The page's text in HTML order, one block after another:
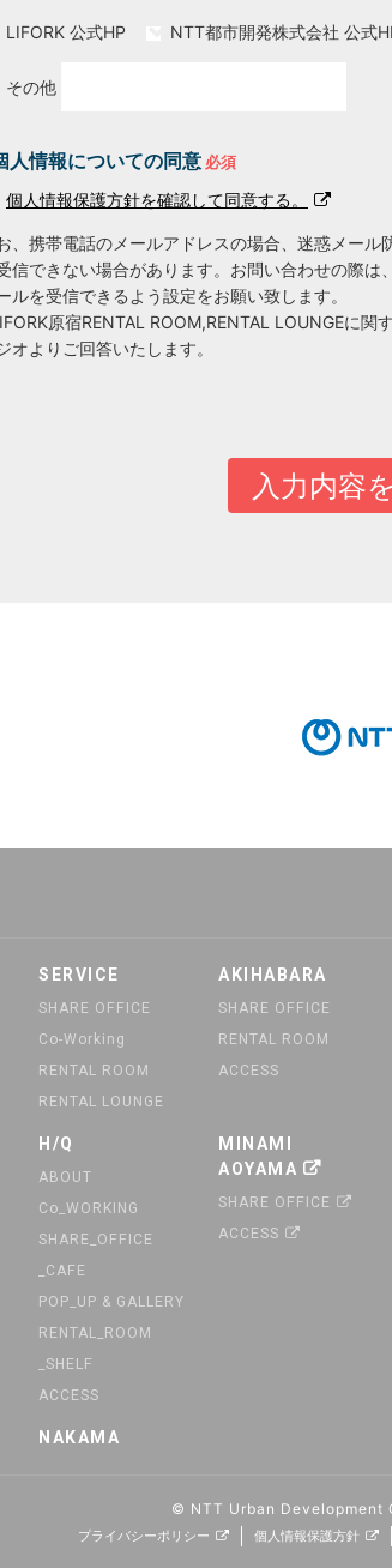
LIFORK 公式HP NTT都市開発株式会社 公式
その他
人情報についての同意
個人情報保護方針を確認して同意する。
、携帯電話のメールアドレスの場合、迷惑メー
信できない場合があります。お問い合わせの際は
ルを受信できるよう設定をお願い致します。
原宿RENTAL ROOM,RENTAL LOUNGEに
オよりご回答いたします。
入力内容
SERVICE
SHARE OFFICE
Co-Working
RENTAL ROOM
RENTAL LOUNGE
AKIHABARA
SHARE OFFICE
RENTAL ROOM
ACCESS
H/Q
ABOUT
Co_WORKING
SHARE_OFFICE
_CAFE
POP_UP & GALLERY
RENTAL_ROOM
_SHELF
ACCESS
MINAMI
AOYAMA
SHARE OFFICE
ACCESS
NAKAMA
© NTT Urban Development
プライバシーポリシー 個人情報保護方針